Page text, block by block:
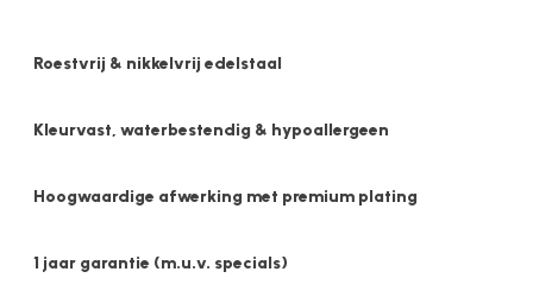
Roestvrij & nikkelvrij edelstaal
Kleurvast, waterbestendig & hypoallergeen
Hoogwaardige afwerking met premium plating
1 jaar garantie (m.u.v. specials)